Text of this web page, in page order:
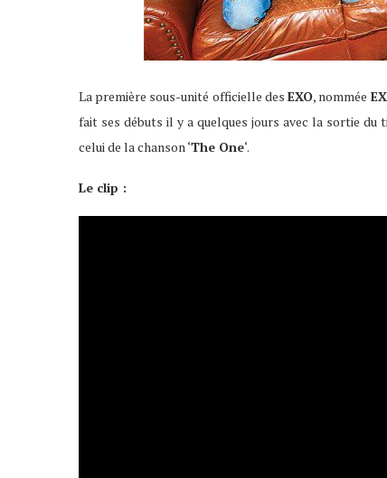
La première sous-unité officielle desEXO, nommée
fait ses débuts il y a quelques jours avec la sortie du
celui de la chanson ‘The One‘.
Le clip :